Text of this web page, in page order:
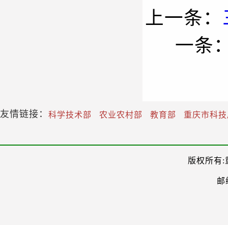
上一条：
一条
友情链接： 科学技术部 农业农村部 教育部 重庆市科
版权所有:
邮